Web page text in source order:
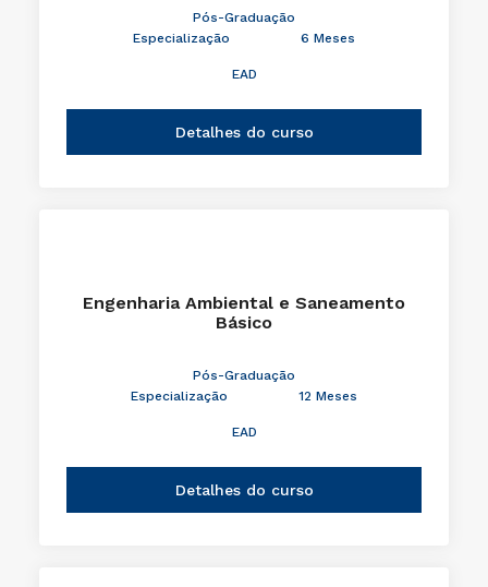
Pós-Graduação
Especialização
6 Meses
EAD
Detalhes do curso
Engenharia Ambiental e Saneamento
Básico
Pós-Graduação
Especialização
12 Meses
EAD
Detalhes do curso